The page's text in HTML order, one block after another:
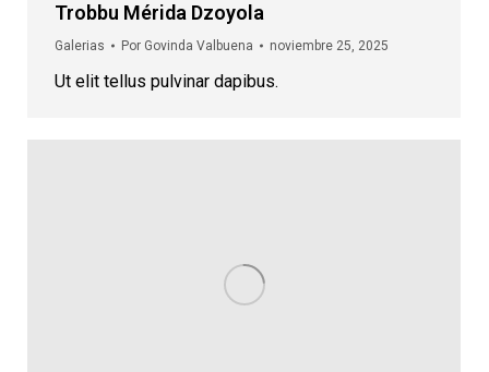
Trobbu Mérida Dzoyola
Galerias Por Govinda Valbuena noviembre 25, 2025
Ut elit tellus pulvinar dapibus.